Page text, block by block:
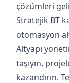
çözümleri
Stratejik BT
otomasyon
Altyapı
taşıyın,
kazandırın.